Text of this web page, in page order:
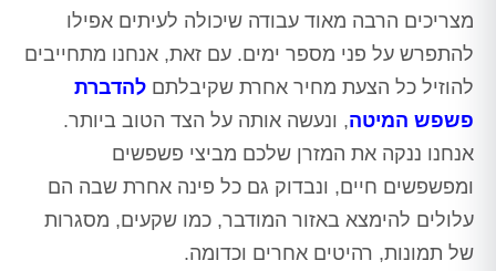
מצריכים הרבה מאוד עבודה שיכולה לעיתים אפילו
להתפרש על פני מספר ימים. עם זאת, אנחנו מתחייבים
להוזיל כל הצעת מחיר אחרת שקיבלתם להדברת
פשפש המיטה, ונעשה אותה על הצד הטוב ביותר.
אנחנו ננקה את המזרן שלכם מביצי פשפשים
ומפשפשים חיים, ונבדוק גם כל פינה אחרת שבה הם
עלולים להימצא באזור המודבר, כמו שקעים, מסגרות
של תמונות, רהיטים אחרים וכדומה.